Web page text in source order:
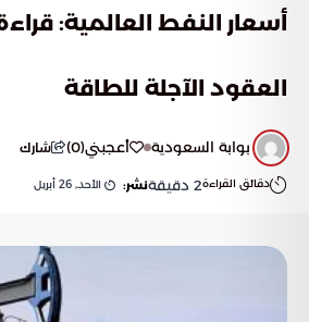
أسعار النفط العالمية:
العقود الآجلة للطاقة
بوابة السعودية أعجبني(
0
) شارك
دقائق القراءة2 دقيقةنشر: الأحد, 26 أبريل